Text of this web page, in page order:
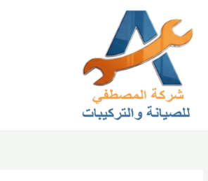
المحتوى